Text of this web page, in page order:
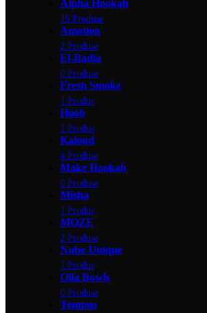
Alpha Hookah
15 Produse
Amotion
2 Produse
El-Badia
0 Produse
Fresh Smoke
1 Produs
Hoob
1 Produs
Kaloud
4 Produse
Make Hookah
0 Produse
Misha
1 Produs
MOZE
2 Produse
Nube Unique
1 Produs
Olla Bowls
0 Produse
Tempus